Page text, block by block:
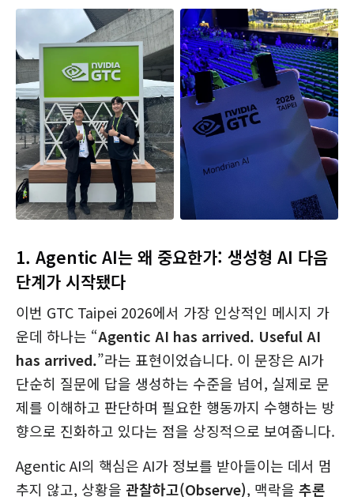
1. Agentic AI는 왜 중요한가: 생성형 AI 다음
단계가 시작됐다
이번 GTC Taipei 2026에서 가장 인상적인 메시지 가
운데 하나는 “Agentic AI has arrived. Useful AI
has arrived.”라는 표현이었습니다. 이 문장은 AI가
단순히 질문에 답을 생성하는 수준을 넘어, 실제로 문
제를 이해하고 판단하며 필요한 행동까지 수행하는 방
향으로 진화하고 있다는 점을 상징적으로 보여줍니다.
Agentic AI의 핵심은 AI가 정보를 받아들이는 데서 멈
추지 않고, 상황을 관찰하고(Observe), 맥락을 추론